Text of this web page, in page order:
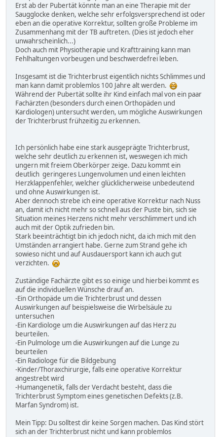
Erst ab der Pubertät könnte man an eine Therapie mit der
Saugglocke denken, welche sehr erfolgsversprechend ist oder
eben an die operative Korrektur, sollten große Probleme im
Zusammenhang mit der TB auftreten. (Dies ist jedoch eher
unwahrscheinlich...)
Doch auch mit Physiotherapie und Krafttraining kann man
Fehlhaltungen vorbeugen und beschwerdefrei leben.
Insgesamt ist die Trichterbrust eigentlich nichts Schlimmes und
man kann damit problemlos 100 Jahre alt werden.
Während der Pubertät sollte ihr Kind einfach mal von ein paar
Fachärzten (besonders durch einen Orthopäden und
Kardiologen) untersucht werden, um mögliche Auswirkungen
der Trichterbrust frühzeitig zu erkennen.
Ich persönlich habe eine stark ausgeprägte Trichterbrust,
welche sehr deutlich zu erkennen ist, weswegen ich mich
ungern mit freiem Oberkörper zeige. Dazu kommt ein
deutlich geringeres Lungenvolumen und einen leichten
Herzklappenfehler, welcher glücklicherweise unbedeutend
und ohne Auswirkungen ist.
Aber dennoch strebe ich eine operative Korrektur nach Nuss
an, damit ich nicht mehr so schnell aus der Puste bin, sich sie
Situation meines Herzens nicht mehr verschlimmert und ich
auch mit der Optik zufrieden bin.
Stark beeinträchtigt bin ich jedoch nicht, da ich mich mit den
Umständen arrangiert habe. Gerne zum Strand gehe ich
sowieso nicht und auf Ausdauersport kann ich auch gut
verzichten.
Zuständige Fachärzte gibt es so einige und hierbei kommt es
auf die individuellen Wünsche drauf an.
-Ein Orthopäde um die Trichterbrust und dessen
Auswirkungen auf beispielsweise die Wirbelsäule zu
untersuchen
-Ein Kardiologe um die Auswirkungen auf das Herz zu
beurteilen.
-Ein Pulmologe um die Auswirkungen auf die Lunge zu
beurteilen
-Ein Radiologe für die Bildgebung
-Kinder/Thoraxchirurgie, falls eine operative Korrektur
angestrebt wird
-Humangenetik, falls der Verdacht besteht, dass die
Trichterbrust Symptom eines genetischen Defekts (z.B.
Marfan Syndrom) ist.
Mein Tipp: Du solltest dir keine Sorgen machen. Das Kind stört
sich an der Trichterbrust nicht und kann problemlos